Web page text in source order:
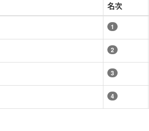
名次
1
2
3
4